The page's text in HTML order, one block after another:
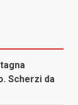
Scherzi da